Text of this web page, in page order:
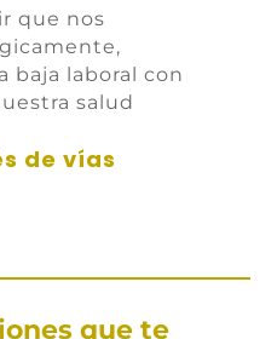
que nos
baja laboral con
salud
de vías
que te